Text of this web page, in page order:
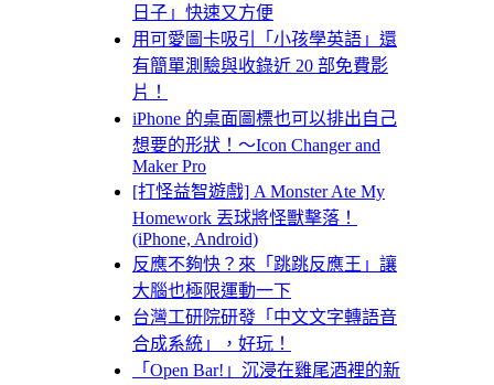
日子」快速又方便
用可愛圖卡吸引「小孩學英語」還
有簡單測驗與收錄近 20 部免費影
片！
iPhone 的桌面圖標也可以排出自己
想要的形狀！～Icon Changer and
Maker Pro
[打怪益智遊戲] A Monster Ate My
Homework 丟球將怪獸擊落！
(iPhone, Android)
反應不夠快？來「跳跳反應王」讓
大腦也極限運動一下
台灣工研院研發「中文文字轉語音
合成系統」，好玩！
「Open Bar!」沉浸在雞尾酒裡的新